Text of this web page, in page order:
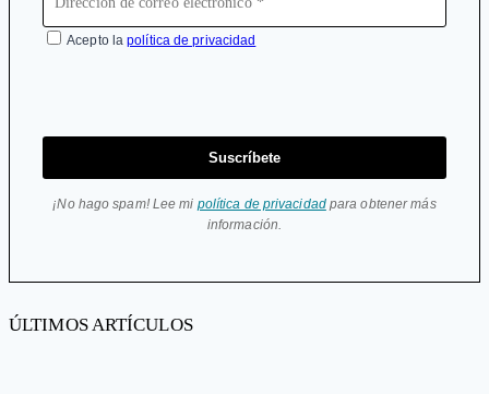
Acepto lapolítica de privacidad
Suscríbete
¡No hago spam! Lee mi política de privacidadpara obtener más
información.
ÚLTIMOS ARTÍCULOS